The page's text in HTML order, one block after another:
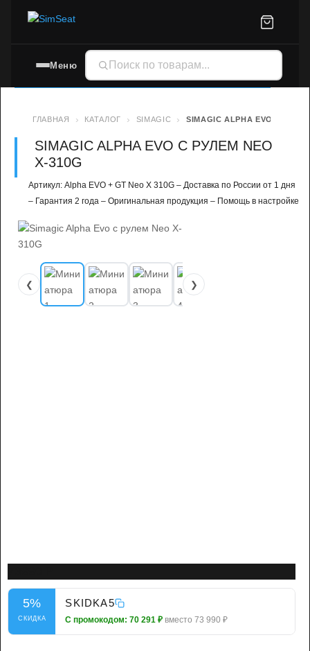
Меню
ГЛАВНАЯ КАТАЛОГ SIMAGIC SIMAGIC ALPHA EVO С
SIMAGIC ALPHA EVO С РУЛЕМ NEO
X-310G
Артикул: Alpha EVO + GT Neo X 310G – Доставка по России от 1 дня
– Гарантия 2 года – Оригинальная продукция – Помощь в настройке
❮ ❯
5%
СКИДКА
SKIDKA5
С промокодом:70 291 ₽ вместо 73 990 ₽